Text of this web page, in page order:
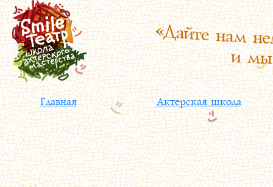
Главная Актерская школа